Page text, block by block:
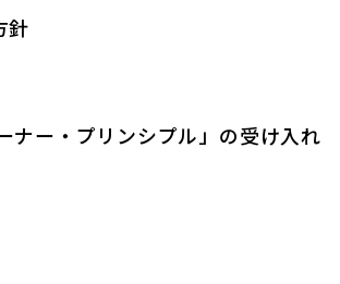
針
ナー・プリンシプル」の受け入れ